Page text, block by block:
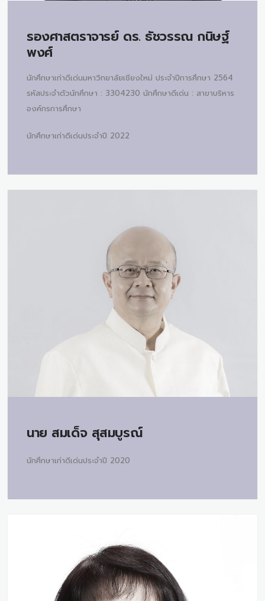
รองศาสตราจารย์ ดร. ธัชวรรณ กนิษฐ์
พงศ์
นักศึกษาเก่าดีเด่นมหาวิทยาลัยเชียงใหม่ ประจำปีการศึกษา 2564
รหัสประจำตัวนักศึกษา : 3304230 นักศึกษาดีเด่น : สาขาบริหาร
องค์กรการศึกษา
นักศึกษาเก่าดีเด่นประจำปี 2022
นาย สมเด็จ สุสมบูรณ์
นักศึกษาเก่าดีเด่นประจำปี 2020